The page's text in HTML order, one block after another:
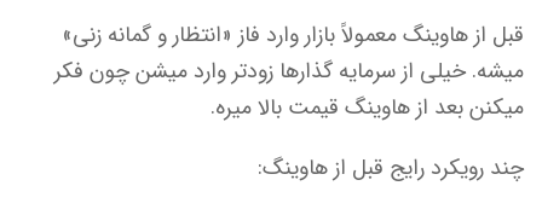
قبل از هاوینگ معمولاً بازار وارد فاز «انتظار و گمانه زنی»
میشه. خیلی از سرمایه گذارها زودتر وارد میشن چون فکر
میکنن بعد از هاوینگ قیمت بالا میره.
چند رویکرد رایج قبل از هاوینگ: